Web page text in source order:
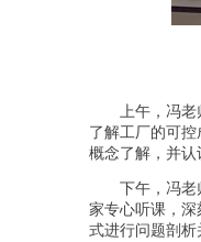
上午，冯
了解工厂的可
概念了解，并认
下午，冯
家专心听课，
式进行问题剖析